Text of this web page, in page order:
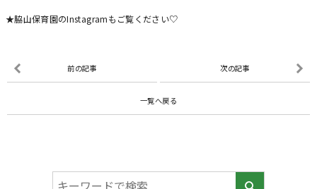
★脇山保育園のInstagramもご覧ください♡
前の記事 次の記事
一覧へ戻る